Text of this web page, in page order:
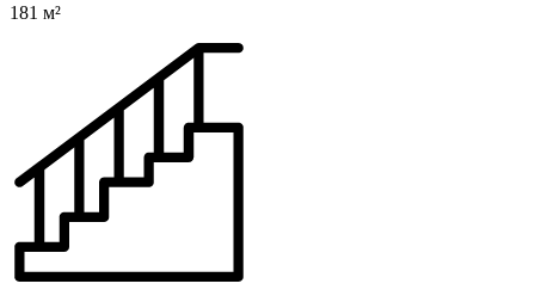
181 м²